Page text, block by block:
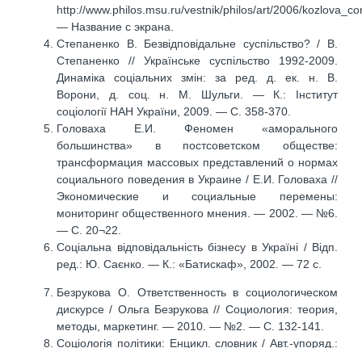
http://www.philos.msu.ru/vestnik/philos/art/2006/
— Название с экрана.
Степаненко В. Безвідповідальне суспільство? / В.
Степаненко // Українське суспільство 1992-2009.
Динаміка соціальних змін: за ред. д. ек. н. В.
Ворони, д. соц. н. М. Шульги. — К.: Інститут
соціології НАН України, 2009. — С. 358-370.
Головаха Е.И. Феномен «аморального
большинства» в постсоветском обществе:
трансформация массовых представлений о нормах
социального поведения в Украине / Е.И. Головаха //
Экономические и социальные перемены:
мониторинг общественного мнения. — 2002. — №6.
— С. 20¬22.
Соціальна відповідальність бізнесу в Україні / Відп.
ред.: Ю. Саєнко. — К.: «Батискаф», 2002. — 72 с.
Безрукова О. Ответственность в социологическом
дискурсе / Ольга Безрукова // Социология: теория,
методы, маркетинг. — 2010. — №2. — С. 132-141.
Соціологія політики: Енцикл. словник / Авт.-упоряд.: